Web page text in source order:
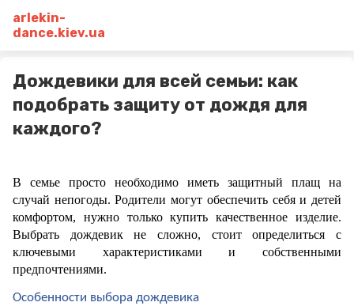
arlekin-
dance.kiev.ua
Дождевики для всей семьи: как
подобрать защиту от дождя для
каждого?
В семье просто необходимо иметь защитный плащ на
случай непогоды. Родители могут обеспечить себя и детей
комфортом, нужно только купить качественное изделие.
Выбрать дождевик не сложно, стоит определиться с
ключевыми характеристиками и собственными
предпочтениями.
Особенности выбора дождевика